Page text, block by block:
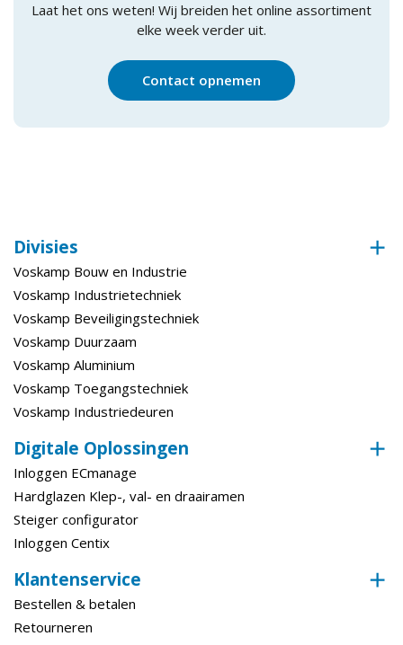
Laat het ons weten! Wij breiden het online assortiment
elke week verder uit.
Contact opnemen
Divisies
Voskamp Bouw en Industrie
Voskamp Industrietechniek
Voskamp Beveiligingstechniek
Voskamp Duurzaam
Voskamp Aluminium
Voskamp Toegangstechniek
Voskamp Industriedeuren
Digitale Oplossingen
Inloggen ECmanage
Hardglazen Klep-, val- en draairamen
Steiger configurator
Inloggen Centix
Klantenservice
Bestellen & betalen
Retourneren